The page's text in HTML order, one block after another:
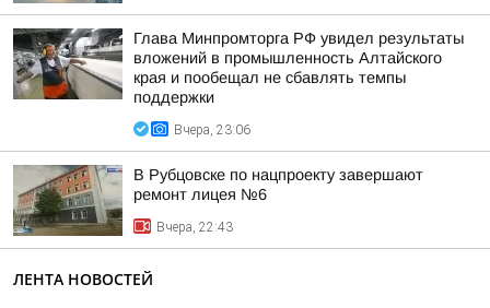
Глава Минпромторга РФ увидел результаты
вложений в промышленность Алтайского
края и пообещал не сбавлять темпы
поддержки
Вчера, 23:06
В Рубцовске по нацпроекту завершают
ремонт лицея №6
Вчера, 22:43
ЛЕНТА НОВОСТЕЙ